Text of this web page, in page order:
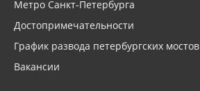
Метро Санкт-Петербурга
Достопримечательности
График развода петербургских мостов
Вакансии